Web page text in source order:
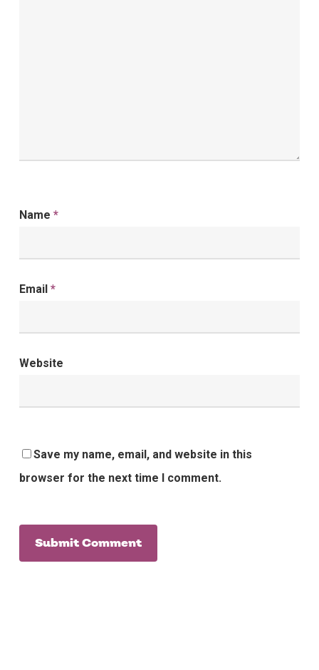
Name *
Email *
Website
Save my name, email, and website in this
browser for the next time I comment.